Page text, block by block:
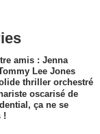
amis : Jenna
Lee Jones
thriller orchestré
oscarisé de
ça ne se
!